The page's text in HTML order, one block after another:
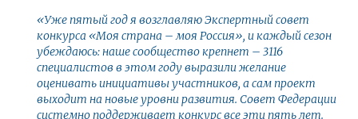
«Уже пятый год я возглавляю Экспертный совет
конкурса «Моя страна – моя Россия», и каждый сезон
убеждаюсь: наше сообщество крепнет – 3116
специалистов в этом году выразили желание
оценивать инициативы участников, а сам проект
выходит на новые уровни развития. Совет Федерации
системно поддерживает конкурс все эти пять лет.